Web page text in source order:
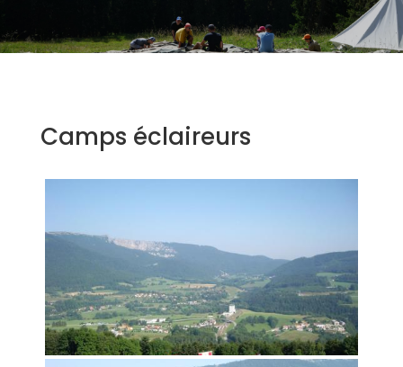
Camps éclaireurs